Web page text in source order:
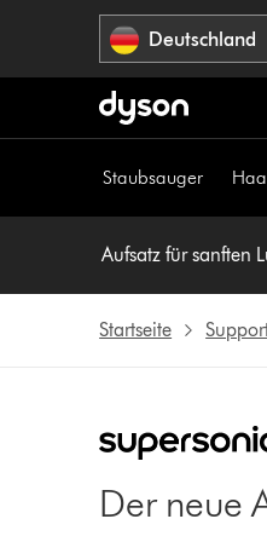
Deutschland
Staubsauger
Aufsatz für sanften
Startseite
Der neue